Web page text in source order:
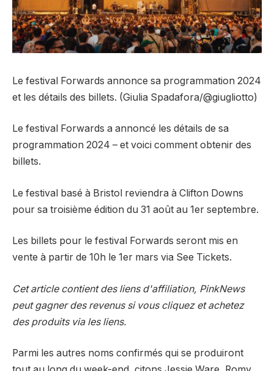
Le festival Forwards annonce sa programmation 2024
et les détails des billets. (Giulia Spadafora/@giugliotto)
Le festival Forwards a annoncé les détails de sa
programmation 2024 – et voici comment obtenir des
billets.
Le festival basé à Bristol reviendra à Clifton Downs
pour sa troisième édition du 31 août au 1er septembre.
Les billets pour le festival Forwards seront mis en
vente à partir de 10h le 1er mars via See Tickets.
Cet article contient des liens d'affiliation, PinkNews
peut gagner des revenus si vous cliquez et achetez
des produits via les liens.
Parmi les autres noms confirmés qui se produiront